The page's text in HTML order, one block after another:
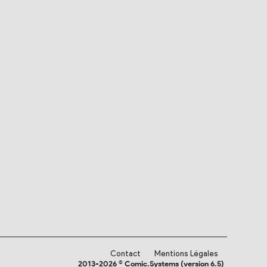
Contact
Mentions Légales
2013-2026 © Comic.Systems (version 6.5)